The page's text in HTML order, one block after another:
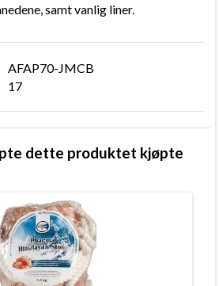
AFAP70-JMCB
17
samt vanlig liner.
dette produktet kjøpte